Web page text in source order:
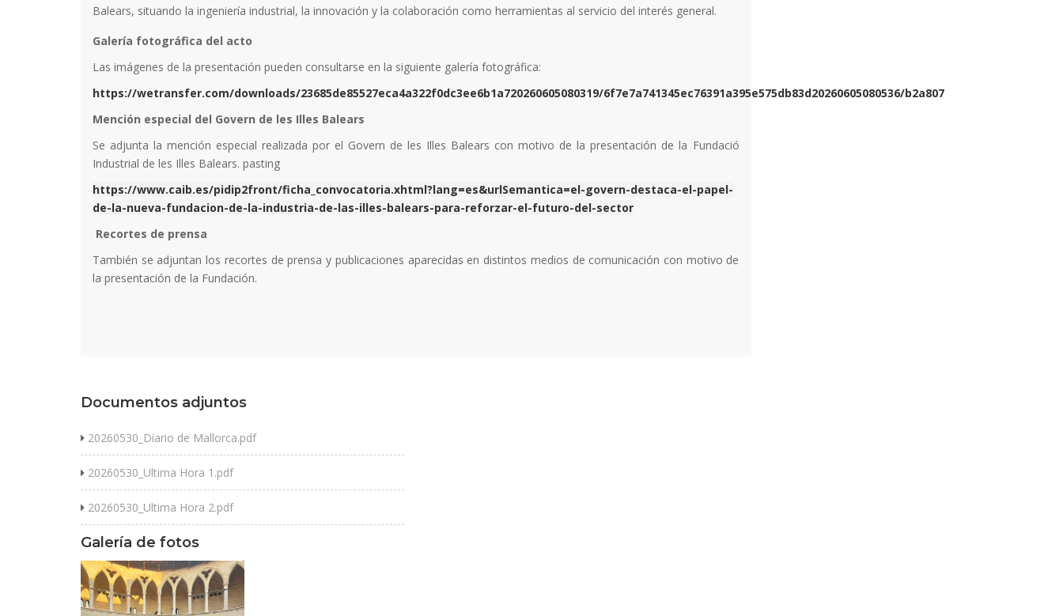
Balears, situando la ingeniería industrial, la innovación y la colaboración como herramientas al servicio del interés general.
Galería fotográfica del acto
Las imágenes de la presentación pueden consultarse en la siguiente galería fotográfica:
https://wetransfer.com/downloads/23685de85527eca4a322f0dc3ee6b1a720260605080319/6f7e7a741345ec76391a395e575db83d20260605080536/b2a807
Mención especial del Govern de les Illes Balears
Se adjunta la mención especial realizada por el Govern de les Illes Balears con motivo de la presentación de la Fundació
Industrial de les Illes Balears. pasting
https://www.caib.es/pidip2front/ficha_convocatoria.xhtml?lang=es&urlSemantica=el-govern-destaca-el-papel-
de-la-nueva-fundacion-de-la-industria-de-las-illes-balears-para-reforzar-el-futuro-del-sector
Recortes de prensa
También se adjuntan los recortes de prensa y publicaciones aparecidas en distintos medios de comunicación con motivo de
la presentación de la Fundación.
Documentos adjuntos
20260530_Diario de Mallorca.pdf
20260530_Ultima Hora 1.pdf
20260530_Ultima Hora 2.pdf
Galería de fotos